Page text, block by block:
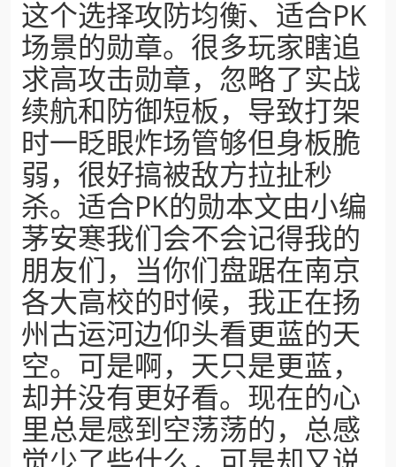
这个选择攻防均衡、适合PK
场景的勋章。很多玩家瞎追
求高攻击勋章，忽略了实战
续航和防御短板，导致打架
时一眨眼炸场管够但身板脆
弱，很好搞被敌方拉扯秒
杀。适合PK的勋本文由小编
茅安寒我们会不会记得我的
朋友们，当你们盘踞在南京
各大高校的时候，我正在扬
州古运河边仰头看更蓝的天
空。可是啊，天只是更蓝，
却并没有更好看。现在的心
里总是感到空荡荡的，总感